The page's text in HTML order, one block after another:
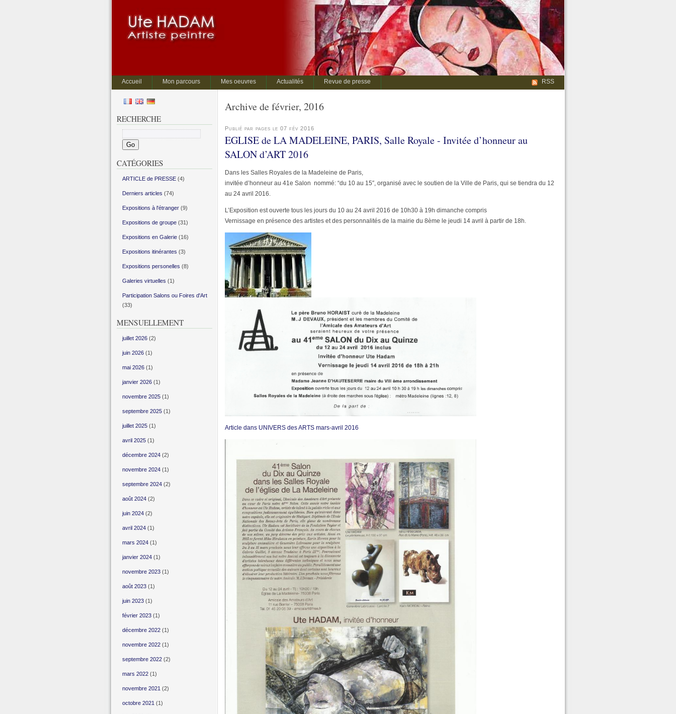
Accueil Mon parcours Mes oeuvres Actualités Revue de presse RSS
Archive de février, 2016
Publié par pages le 07 fév 2016
EGLISE de LA MADELEINE, PARIS, Salle Royale - Invitée d’honneur au
SALON d’ART 2016
Dans les Salles Royales de la Madeleine de Paris,
invitée d’honneur au 41e Salon nommé: “du 10 au 15″, organisé avec le soutien de la Ville de Paris, qui se tiendra du 12
au 24 avril 2016.
L’Exposition est ouverte tous les jours du 10 au 24 avril 2016 de 10h30 à 19h dimanche compris
Vernissage en présence des artistes et des personnalités de la mairie du 8ème le jeudi 14 avril à partir de 18h.
Article dans UNIVERS des ARTS mars-avril 2016
RECHERCHE
CATÉGORIES
ARTICLE de PRESSE(4)
Derniers articles (74)
Expositions à l'étranger(9)
Expositions de groupe(31)
Expositions en Galerie(16)
Expositions itinérantes (3)
Expositions personelles (8)
Galeries virtuelles (1)
Participation Salons ou Foires d'Art
(33)
MENSUELLEMENT
juillet 2026(2)
juin 2026(1)
mai 2026(1)
janvier 2026(1)
novembre 2025(1)
septembre 2025(1)
juillet 2025(1)
avril 2025(1)
décembre 2024(2)
novembre 2024(1)
septembre 2024(2)
août 2024(2)
juin 2024(2)
avril 2024(1)
mars 2024(1)
janvier 2024(1)
novembre 2023(1)
août 2023(1)
juin 2023(1)
février 2023(1)
décembre 2022(1)
novembre 2022(1)
septembre 2022(2)
mars 2022(1)
novembre 2021 (2)
octobre 2021 (1)